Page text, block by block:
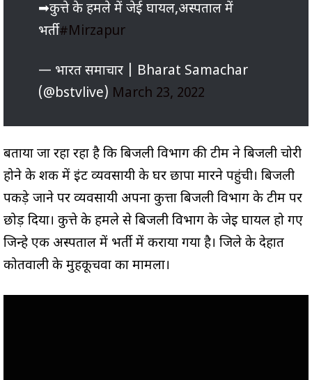
➡कुत्ते के हमले में जेई घायल,अस्पताल में
भर्ती#Mirzapur
— भारत समाचार | Bharat Samachar
(@bstvlive) March 23, 2022
बताया जा रहा रहा है कि बिजली विभाग की टीम ने बिजली चोरी
होने के शक में ईंट व्यवसायी के घर छापा मारने पहुंची। बिजली
पकड़े जाने पर व्यवसायी अपना कुत्ता बिजली विभाग के टीम पर
छोड़ दिया। कुत्ते के हमले से बिजली विभाग के जेई घायल हो गए
जिन्हे एक अस्पताल में भर्ती में कराया गया है। जिले के देहात
कोतवाली के मुहकूचवा का मामला।